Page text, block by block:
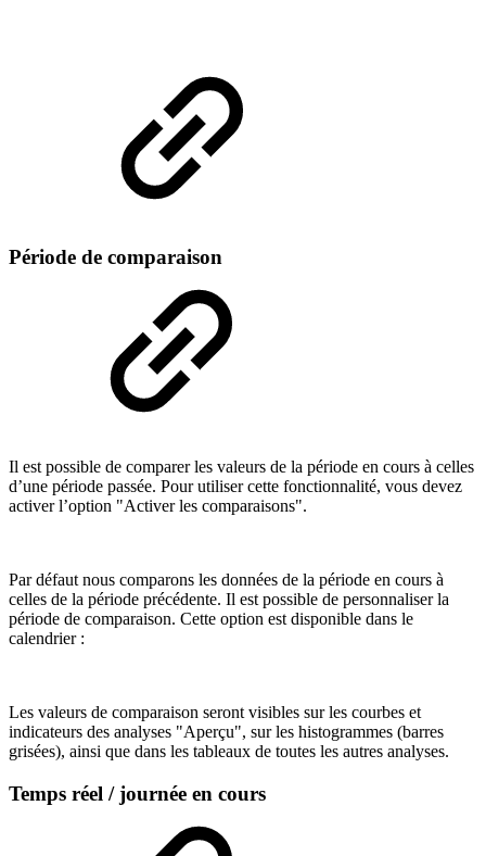
Période de comparaison
Il est possible de comparer les valeurs de la période en cours à celles
d’une période passée. Pour utiliser cette fonctionnalité, vous devez
activer l’option "Activer les comparaisons".
Par défaut nous comparons les données de la période en cours à
celles de la période précédente. Il est possible de personnaliser la
période de comparaison. Cette option est disponible dans le
calendrier :
Les valeurs de comparaison seront visibles sur les courbes et
indicateurs des analyses "Aperçu", sur les histogrammes (barres
grisées), ainsi que dans les tableaux de toutes les autres analyses.
Temps réel / journée en cours